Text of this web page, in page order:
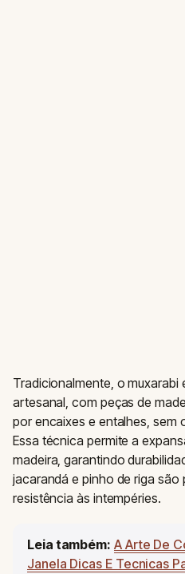
Tradicionalmente, o muxarabi
artesanal, com peças de
por encaixes e entalhes, sem
Essa técnica permite a
madeira, garantindo
jacarandá e pinho de riga são
resistência às intempéries.
Leia também: A Arte De
Janela Dicas E Tecnicas